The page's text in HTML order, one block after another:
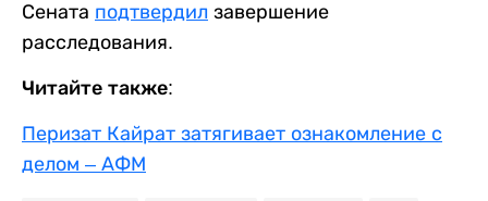
Сената подтвердил завершение
расследования.
Читайте также:
Перизат Кайрат затягивает ознакомление с
делом – АФМ